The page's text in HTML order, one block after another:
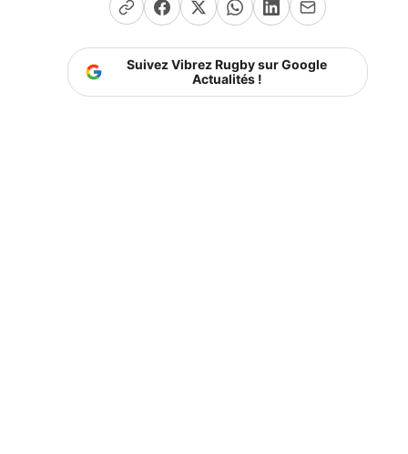
Suivez Vibrez Rugby sur Google
Actualités !